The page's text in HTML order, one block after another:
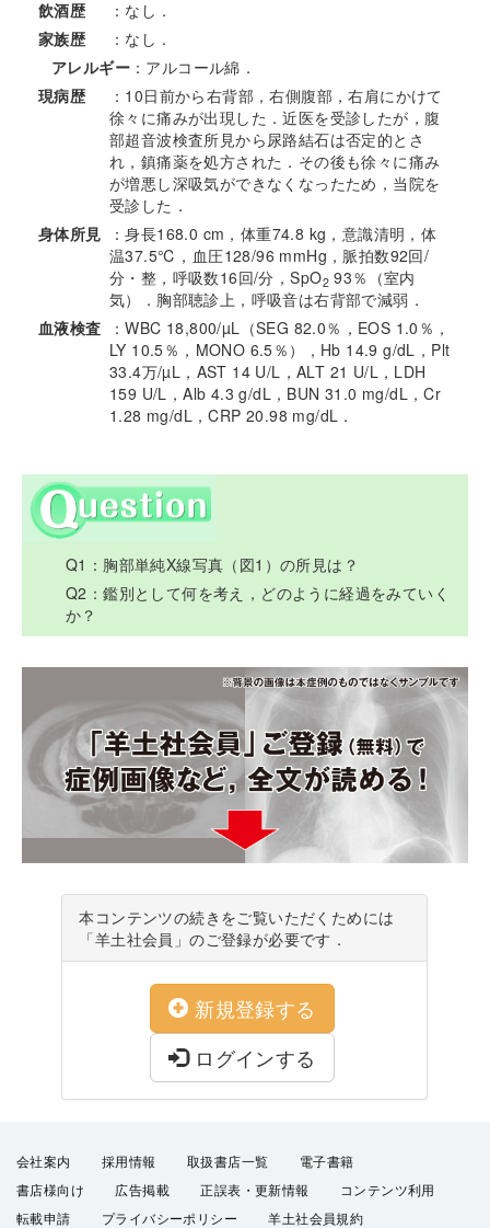
飲酒歴
：なし．
家族歴
：なし．
アレルギー ：アルコール綿．
現病歴
：10日前から右背部，右側腹部，右肩にかけて
徐々に痛みが出現した．近医を受診したが，腹
部超音波検査所見から尿路結石は否定的とさ
れ，鎮痛薬を処方された．その後も徐々に痛み
が増悪し深吸気ができなくなったため，当院を
受診した．
身体所見
：身長168.0 cm，体重74.8 kg，意識清明，体
温37.5℃，血圧128/96 mmHg，脈拍数92回/
分・整，呼吸数16回/分，SpO293％（室内
気）．胸部聴診上，呼吸音は右背部で減弱．
血液検査
：WBC 18,800/µL（SEG 82.0％，EOS 1.0％，
LY 10.5％，MONO 6.5％），Hb 14.9 g/dL，Plt
33.4万/µL，AST 14 U/L，ALT 21 U/L，LDH
159 U/L，Alb 4.3 g/dL，BUN 31.0 mg/dL，Cr
1.28 mg/dL，CRP 20.98 mg/dL．
Q1：胸部単純X線写真（図1）の所見は？
Q2：鑑別として何を考え，どのように経過をみていく
か？
本コンテンツの続きをご覧いただくためには
「羊土社会員」のご登録が必要です．
新規登録する
ログインする
会社案内 採用情報 取扱書店一覧
電子書籍
書店様向け
広告掲載 正誤表・更新情報
コンテンツ利用
転載申請
プライバシーポリシー 羊土社会員規約